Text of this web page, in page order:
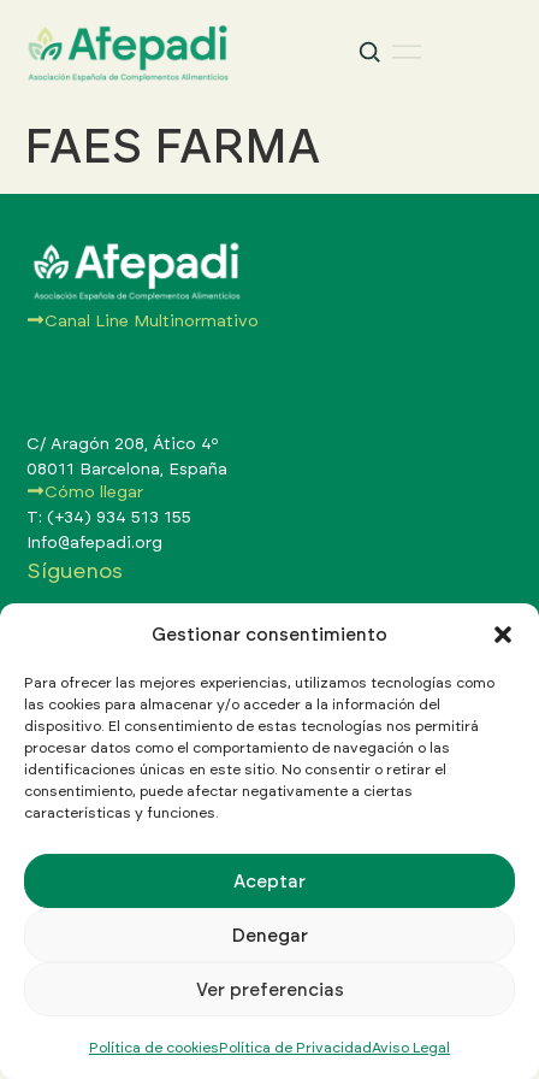
Gestionar consentimiento
Para ofrecer las mejores experiencias, utilizamos tecnologías como
las cookies para almacenar y/o acceder a la información del
dispositivo. El consentimiento de estas tecnologías nos permitirá
procesar datos como el comportamiento de navegación o las
identificaciones únicas en este sitio. No consentir o retirar el
consentimiento, puede afectar negativamente a ciertas
características y funciones.
Aceptar
Denegar
Ver preferencias
Política de cookiesPolítica de PrivacidadAviso Legal
Buscar
FAES FARMA
Canal Line Multinormativo
Síguenos
C/ Aragón 208, Ático 4º
08011 Barcelona, España
Cómo llegar
T: (+34) 934 513 155
Info@afepadi.org
Aviso Legal Política de Privacidad Política de cookies
©Copyright 2026 Afepadi